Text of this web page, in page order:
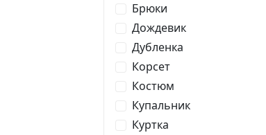
Брюки
Дождевик
Дубленка
Корсет
Костюм
Купальник
Куртка